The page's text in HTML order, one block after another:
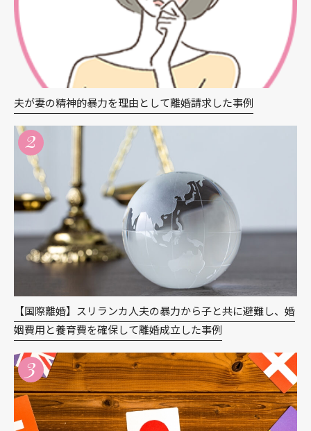
夫が妻の精神的暴力を理由として離婚請求した事例
2
【国際離婚】スリランカ人夫の暴力から子と共に避難し、婚
姻費用と養育費を確保して離婚成立した事例
3